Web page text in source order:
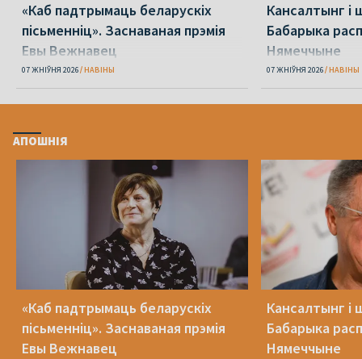
«Каб падтрымаць беларускіх
пісьменніц». Заснаваная прэмія
Евы Вежнавец
07 ЖНІЎНЯ 2026 НАВІНЫ
Кансалтынг і
Бабарыка
Нямеччыне
07 ЖНІЎНЯ 2026 НАВІНЫ
АПОШНІЯ
«Каб падтрымаць беларускіх
пісьменніц». Заснаваная прэмія
Евы Вежнавец
Кансалтынг і
Бабарыка
Нямеччыне